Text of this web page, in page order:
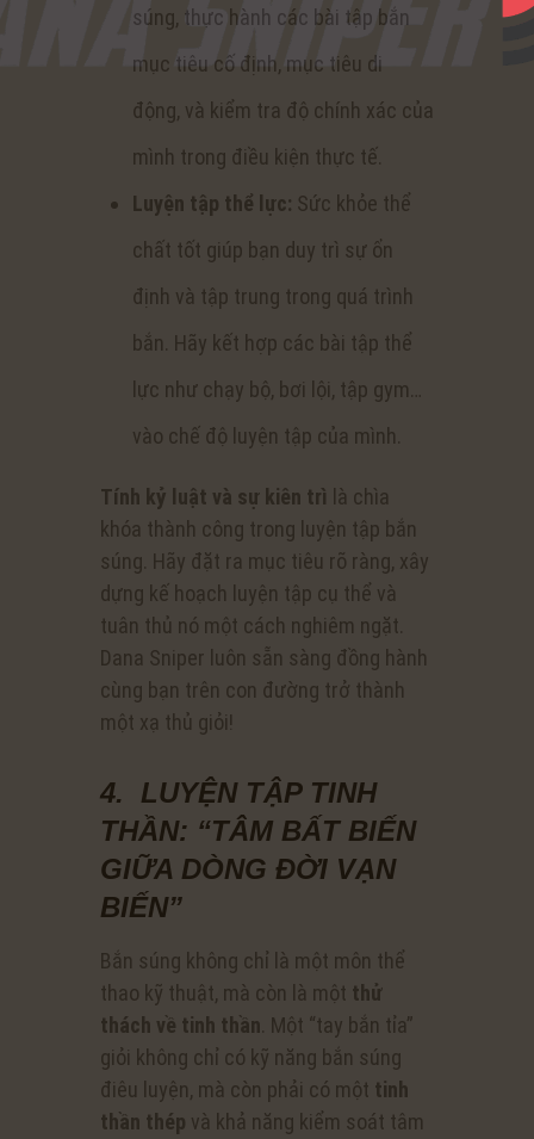
súng, thực hành các bài tập bắn
mục tiêu cố định, mục tiêu di
động, và kiểm tra độ chính xác của
mình trong điều kiện thực tế.
Luyện tập thể lực: Sức khỏe thể
chất tốt giúp bạn duy trì sự ổn
định và tập trung trong quá trình
bắn. Hãy kết hợp các bài tập thể
lực như chạy bộ, bơi lội, tập gym…
vào chế độ luyện tập của mình.
Tính kỷ luật và sự kiên trì là chìa
khóa thành công trong luyện tập bắn
súng. Hãy đặt ra mục tiêu rõ ràng, xây
dựng kế hoạch luyện tập cụ thể và
tuân thủ nó một cách nghiêm ngặt.
Dana Sniper luôn sẵn sàng đồng hành
cùng bạn trên con đường trở thành
một xạ thủ giỏi!
4. LUYỆN TẬP TINH
THẦN: “TÂM BẤT BIẾN
GIỮA DÒNG ĐỜI VẠN
BIẾN”
Bắn súng không chỉ là một môn thể
thao kỹ thuật, mà còn là một thử
thách về tinh thần . Một “tay bắn tỉa”
giỏi không chỉ có kỹ năng bắn súng
điêu luyện, mà còn phải có một tinh
thần thép và khả năng kiểm soát tâm